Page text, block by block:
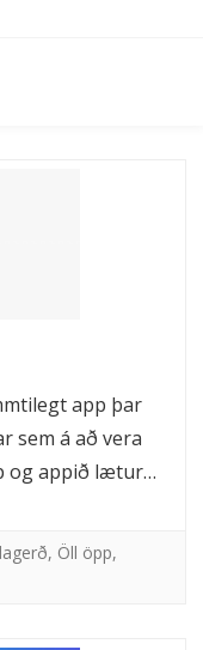
app þar
sem á að vera
og appið lætur…
, Öll öpp,